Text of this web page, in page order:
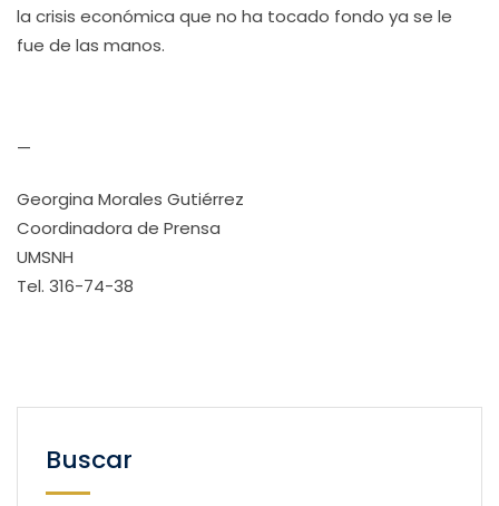
la crisis económica que no ha tocado fondo ya se le
fue de las manos.
—
Georgina Morales Gutiérrez
Coordinadora de Prensa
UMSNH
Tel. 316-74-38
Buscar